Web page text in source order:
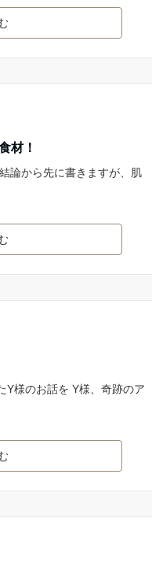
材！
論から先に書きますが、肌
Y様のお話を Y様、奇跡のア